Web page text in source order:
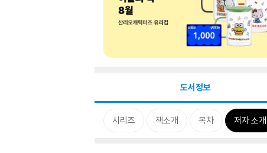
도서정보
시리즈 책소개 목차 저자 소개